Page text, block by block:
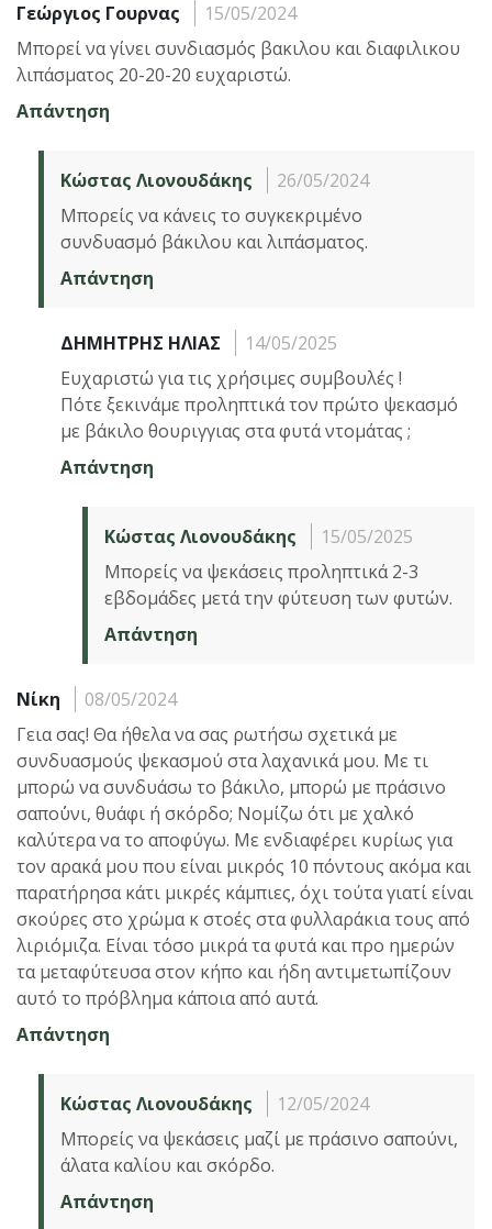
Γεώργιος Γουρνας
15/05/2024
Μπορεί να γίνει συνδιασμός βακιλου και διαφιλικου
λιπάσματος 20-20-20 ευχαριστώ.
Απάντηση
Κώστας Λιονουδάκης
26/05/2024
Μπορείς να κάνεις το συγκεκριμένο
συνδυασμό βάκιλου και λιπάσματος.
Απάντηση
ΔΗΜΗΤΡΗΣ ΗΛΙΑΣ
14/05/2025
Ευχαριστώ για τις χρήσιμες συμβουλές !
Πότε ξεκινάμε προληπτικά τον πρώτο ψεκασμό
με βάκιλο θουριγγιας στα φυτά ντομάτας ;
Απάντηση
Κώστας Λιονουδάκης
15/05/2025
Μπορείς να ψεκάσεις προληπτικά 2-3
εβδομάδες μετά την φύτευση των φυτών.
Απάντηση
Νίκη
08/05/2024
Γεια σας! Θα ήθελα να σας ρωτήσω σχετικά με
συνδυασμούς ψεκασμού στα λαχανικά μου. Με τι
μπορώ να συνδυάσω το βάκιλο, μπορώ με πράσινο
σαπο΄΄υνι, θυάφι ή σκόρδο; Νομίζω ότι με χαλκό
καλύτερα να το αποφύγω. Με ενδιαφέρει κυρίως για
τον αρακά μου που είναι μικρός 10 πόντους ακόμα και
παρατήρησα κάτι μικρές κάμπιες, όχι τούτα γιατί είναι
σκούρες στο χρώμα κ στοές στα φυλλαράκια τους από
λιριόμιζα. Είναι τόσο μικρά τα φυτά και προ ημερών
τα μεταφύτευσα στον κήπο και ήδη αντιμετωπίζουν
αυτό το πρόβλημα κάποια από αυτά.
Απάντηση
Κώστας Λιονουδάκης
12/05/2024
Μπορείς να ψεκάσεις μαζί με πράσινο σαπούνι,
άλατα καλίου και σκόρδο.
Απάντηση